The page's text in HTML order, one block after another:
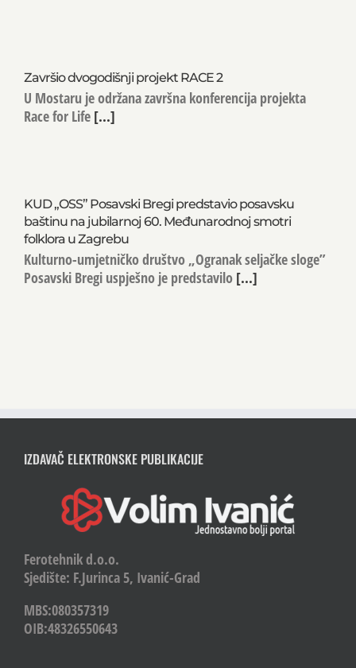
Završio dvogodišnji projekt RACE 2
U Mostaru je održana završna konferencija projekta
Race for Life [...]
KUD „OSS” Posavski Bregi predstavio posavsku
baštinu na jubilarnoj 60. Međunarodnoj smotri
folklora u Zagrebu
Kulturno-umjetničko društvo „Ogranak seljačke sloge”
Posavski Bregi uspješno je predstavilo [...]
IZDAVAČ ELEKTRONSKE PUBLIKACIJE
Ferotehnik d.o.o.
Sjedište: F.Jurinca 5, Ivanić-Grad
MBS:080357319
OIB:48326550643